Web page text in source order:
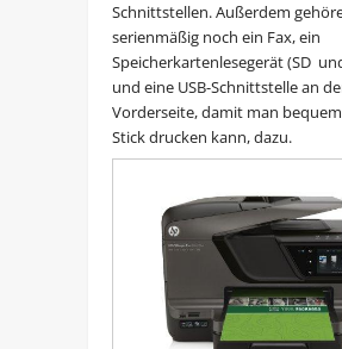
Schnittstellen. Außerdem
serienmäßig noch ein Fax, ein
Speicherkartenlesegerät (SD
und eine USB-Schnittstelle an
Vorderseite, damit man
Stick drucken kann, dazu.